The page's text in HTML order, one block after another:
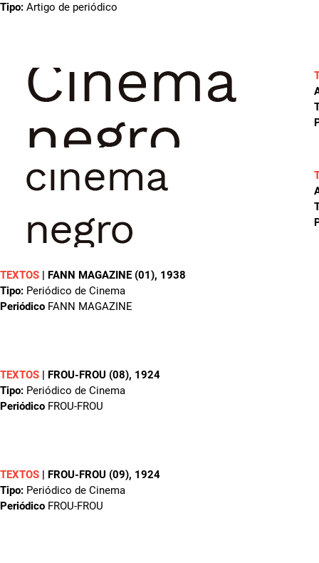
Tipo: Artigo de periódico
TEXTOS | FANN MAGAZINE (01), 1938
Tipo: Periódico de Cinema
Periódico FANN MAGAZINE
TEXTOS | FROU-FROU (08), 1924
Tipo: Periódico de Cinema
Periódico FROU-FROU
TEXTOS | FROU-FROU (09), 1924
Tipo: Periódico de Cinema
Periódico FROU-FROU